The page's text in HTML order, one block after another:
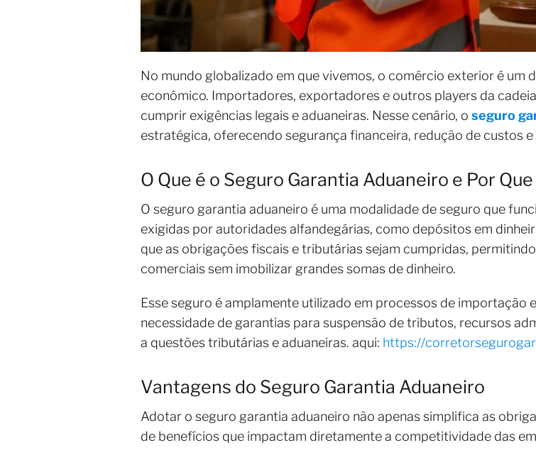
No mundo globalizado em que vivemos, o comércio exterior é um
econômico. Importadores, exportadores e outros players da
cumprir exigências legais e aduaneiras. Nesse cenário, o seguro
estratégica, oferecendo segurança financeira, redução de custos
O Que é o Seguro Garantia Aduaneiro e Por
O seguro garantia aduaneiro é uma modalidade de seguro que
exigidas por autoridades alfandegárias, como depósitos em
que as obrigações fiscais e tributárias sejam cumpridas,
comerciais sem imobilizar grandes somas de dinheiro.
Esse seguro é amplamente utilizado em processos de importação
necessidade de garantias para suspensão de tributos, recursos
a questões tributárias e aduaneiras. aqui: https://
Vantagens do Seguro Garantia Aduaneiro
Adotar o seguro garantia aduaneiro não apenas simplifica as
de benefícios que impactam diretamente a competitividade das